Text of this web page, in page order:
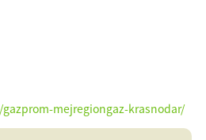
mejregiongaz-krasnodar/